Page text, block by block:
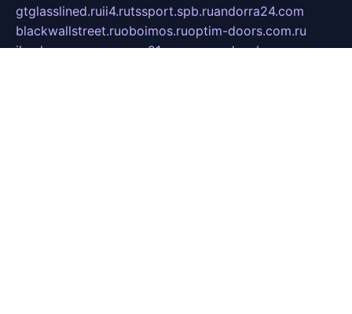
gtglasslined.ruii4.rutssport.spb.ruandorra24.com
blackwallstreet.ruoboimos.ruoptim-doors.com.ru
ikuch.runycr.org.runpa21.ruvremya-ch.spb.ru